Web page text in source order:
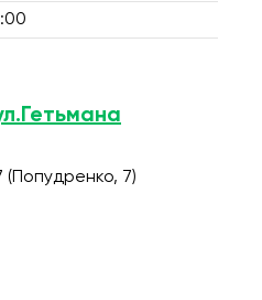
(Попудренко, 7)